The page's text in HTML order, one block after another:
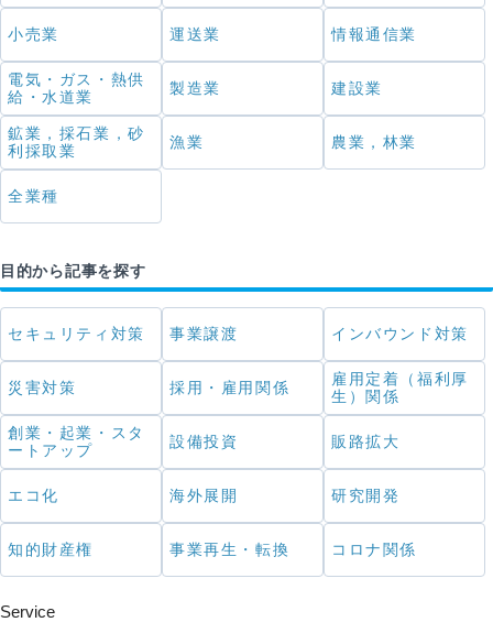
小売業 運送業 情報通信業
電気・ガス・熱供
給・水道業
製造業 建設業
鉱業，採石業，砂
利採取業
漁業 農業，林業
全業種
目的から記事を探す
セキュリティ対策 事業譲渡 インバウンド対策
災害対策 採用・雇用関係
雇用定着（福利厚
生）関係
創業・起業・スタ
ートアップ
設備投資 販路拡大
エコ化 海外展開 研究開発
知的財産権 事業再生・転換 コロナ関係
Service